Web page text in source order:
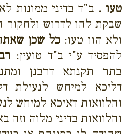
טעו . ב"ד בדיני ממונות
שבקת להו לדרוש ולחקור
ולא הוו טעו:כל שכן
להפסיד ע"י ב"ד טועין:
בתר תקנתא דרבנן
דליכא למיחש לנעילת
והלוואות דאיכא למיחש
והלוואות בדיני מלוה וזה